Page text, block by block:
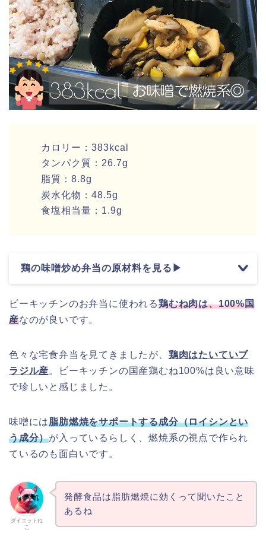
カロリー：383kcal
タンパク質：26.7g
脂質：8.8g
炭水化物：48.5g
食塩相当量：1.9g
鶏の味噌炒め弁当の原材料を見る▶
ビーキッチンのお弁当に使われる鶏むね肉は、100%国
産なのが良いです。
色々な宅食弁当を見てきましたが、 鶏肉はたいていブ
ラジル産。ビーキッチンの国産鶏むね100%は良い意味
で珍しいと感じました。
味噌には脂肪燃焼をサポートする成分（ロイシンとい
う成分）が入っているらしく、燃焼系の視点で作られ
ているのも面白いです。
ダイエットね
こ
発酵食品は脂肪燃焼に効くって聞いたこと
あるね